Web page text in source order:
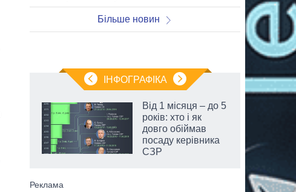
Більше новин
ІНФОГРАФІКА
Від 1 місяця – до 5
років: хто і як
довго обіймав
посаду керівника
СЗР